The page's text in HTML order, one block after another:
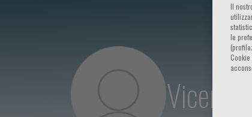
Vicente
Il
le
Cookie